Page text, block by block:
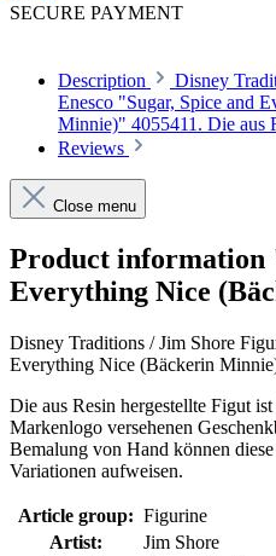
SECURE PAYMENT
Description
Disney
Enesco "Sugar, Spice and
Minnie)" 4055411. Die aus
Reviews
Close menu
Product information
Everything Nice
Disney Traditions / Jim Shore
Everything Nice (Bäckerin
Die aus Resin hergestellte Figut
Markenlogo versehenen
Bemalung von Hand können
Variationen aufweisen.
Article group: Figurine
Artist:
Jim Shore